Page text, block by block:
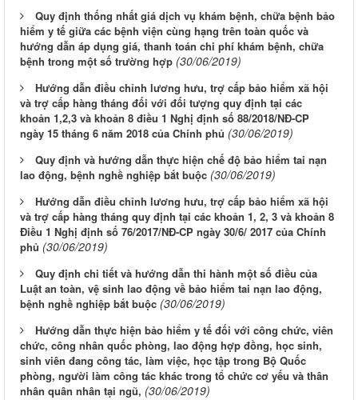
Quy định thống nhất giá dịch vụ khám bệnh, chữa bệnh bảo
hiểm y tế giữa các bệnh viện cùng hạng trên toàn quốc và
hướng dẫn áp dụng giá, thanh toán chi phí khám bệnh, chữa
bệnh trong một số trường hợp (30/06/2019)
Hướng dẫn điều chỉnh lương hưu, trợ cấp bảo hiểm xã hội
và trợ cấp hàng tháng đối với đối tượng quy định tại các
khoản 1,2,3 và khoản 8 điều 1 Nghị định số 88/2018/NĐ-CP
ngày 15 tháng 6 năm 2018 của Chính phủ (30/06/2019)
Quy định và hướng dẫn thực hiện chế độ bảo hiểm tai nạn
lao động, bệnh nghề nghiệp bắt buộc (30/06/2019)
Hướng dẫn điều chỉnh lương hưu, trợ cấp bảo hiểm xã hội
và trợ cấp hàng tháng quy định tại các khoản 1, 2, 3 và khoản 8
Điều 1 Nghị định số 76/2017/NĐ-CP ngày 30/6/ 2017 của Chính
phủ (30/06/2019)
Quy định chi tiết và hướng dẫn thi hành một số điều của
Luật an toàn, vệ sinh lao động về bảo hiểm tai nạn lao động,
bệnh nghề nghiệp bắt buộc (30/06/2019)
Hướng dẫn thực hiện bảo hiểm y tế đối với công chức, viên
chức, công nhân quốc phòng, lao động hợp đồng, học sinh,
sinh viên đang công tác, làm việc, học tập trong Bộ Quốc
phòng, người làm công tác khác trong tổ chức cơ yếu và thân
nhân quân nhân tại ngũ, (30/06/2019)